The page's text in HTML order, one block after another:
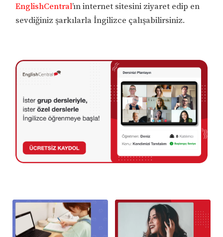
EnglishCentral’ın internet sitesini ziyaret edip en
sevdiğiniz şarkılarla İngilizce çalışabilirsiniz.